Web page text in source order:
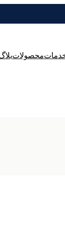
محصولات